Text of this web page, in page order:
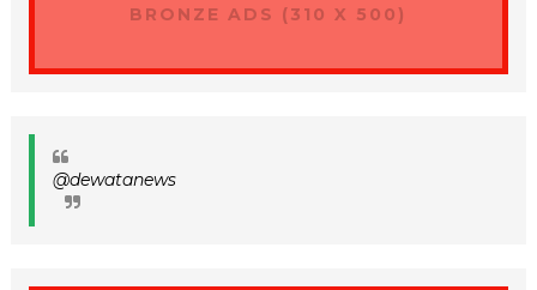
BRONZE ADS (310 X 500)
@dewatanews